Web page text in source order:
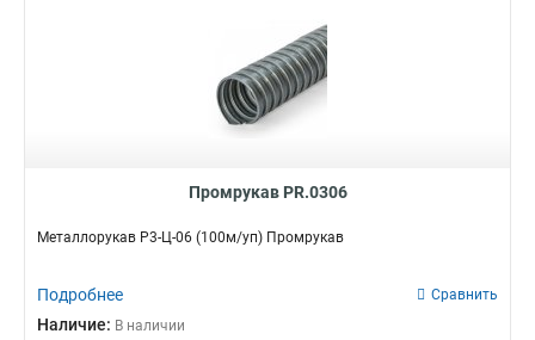
Промрукав PR.0306
Металлорукав Р3-Ц-06 (100м/уп) Промрукав
Подробнее Сравнить
Наличие: В наличии